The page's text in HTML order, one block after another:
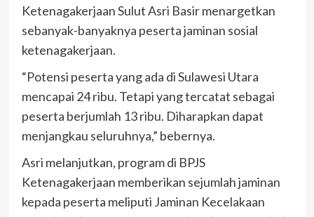
Ketenagakerjaan Sulut Asri Basir menargetkan
sebanyak-banyaknya peserta jaminan sosial
ketenagakerjaan.
“Potensi peserta yang ada di Sulawesi Utara
mencapai 24 ribu. Tetapi yang tercatat sebagai
peserta berjumlah 13 ribu. Diharapkan dapat
menjangkau seluruhnya,” bebernya.
Asri melanjutkan, program di BPJS
Ketenagakerjaan memberikan sejumlah jaminan
kepada peserta meliputi Jaminan Kecelakaan